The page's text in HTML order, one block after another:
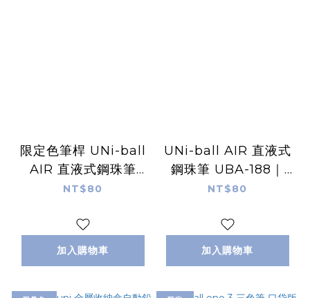
限定色筆桿 UNi-ball
AIR 直液式鋼珠筆
UBA-188｜UNi 三菱
NT$80
加入購物車
UNi-ball AIR 直液式
鋼珠筆 UBA-188｜
UNi 三菱
NT$80
加入購物車